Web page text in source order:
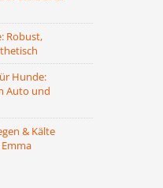
Robust,
Hunde:
Auto und
& Kälte